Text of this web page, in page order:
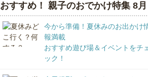
おすすめ！ 親子のおでかけ特集 8月
今から準備！夏休みのお出かけ
報満載
おすすめ遊び場＆イベントをチ
ック！